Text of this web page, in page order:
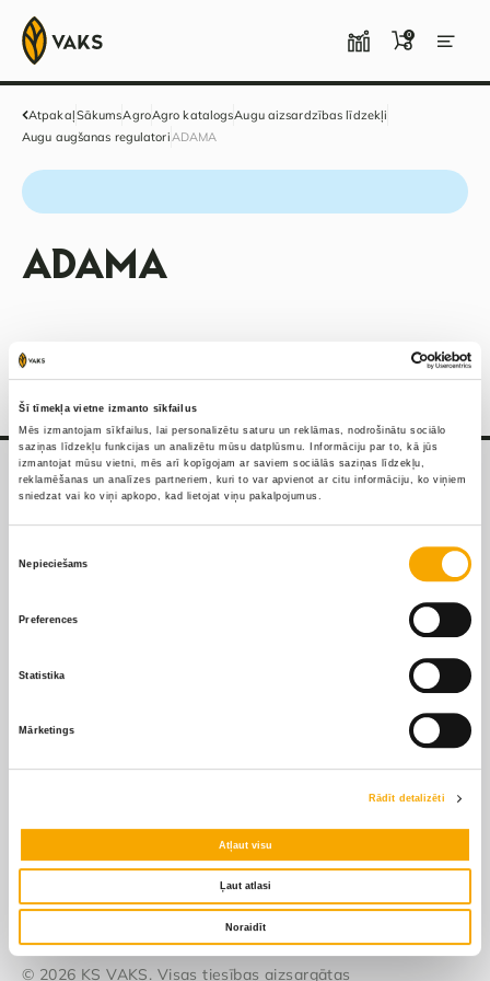
Šī tīmekļa vietne izmanto sīkfailus
Mēs izmantojam sīkfailus, lai personalizētu saturu un reklāmas, nodrošinātu sociālo
saziņas līdzekļu funkcijas un analizētu mūsu datplūsmu. Informāciju par to, kā jūs
izmantojat mūsu vietni, mēs arī kopīgojam ar saviem sociālās saziņas līdzekļu,
reklamēšanas un analīzes partneriem, kuri to var apvienot ar citu informāciju, ko viņiem
sniedzat vai ko viņi apkopo, kad lietojat viņu pakalpojumus.
Nepieciešams
Preferences
Statistika
Mārketings
Rādīt detalizēti
Atļaut visu
Ļaut atlasi
Noraidīt
0
AtpakaļSākumsAgroAgro katalogsAugu aizsardzības līdzekļi
Augu augšanas regulatoriADAMA
ADAMA
Par mums
Apmaksa un piegāde
Pirkšanas un atgriešanas
Apmaksa
© 2026 KS VAKS. Visas tiesības aizsargātas